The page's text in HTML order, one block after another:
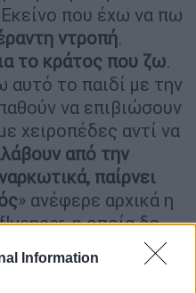
Information
που έχω να πω
ντροπή.
το κράτος που ζω.
το παιδί με την
να επιβιώσουν
χειροπέδες αντί να
από την
παίρνει
» ανέφερε αρχικά η
η οποία δε
τον εκνευρισμό